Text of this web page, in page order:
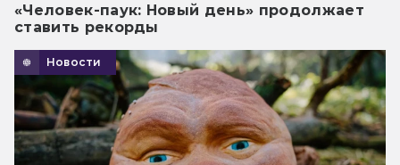
«Человек-паук: Новый день» продолжает
ставить рекорды
Новости